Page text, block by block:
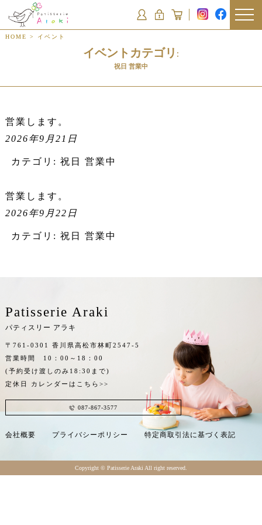
HOME > イベント
イベントカテゴリ:
祝日 営業中
営業します。
2026年9月21日
カテゴリ: 祝日 営業中
営業します。
2026年9月22日
カテゴリ: 祝日 営業中
Patisserie Araki
パティスリー アラキ
〒761-0301 香川県高松市林町2547-5
営業時間 10：00～18：00
(予約受け渡しのみ18:30まで)
定休日 カレンダーはこちら>>
087-867-3577
会社概要 プライバシーポリシー 特定商取引法に基づく表記
Copyright ©︎ Patisserie Araki All right reserved.